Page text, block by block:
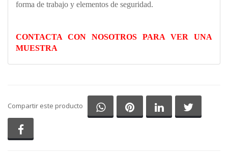
forma de trabajo y elementos de seguridad.
CONTACTA CON NOSOTROS PARA VER UNA
MUESTRA
Compartir este producto Compartir en Whatsapp
Compartir en Pinterest
Compartir en